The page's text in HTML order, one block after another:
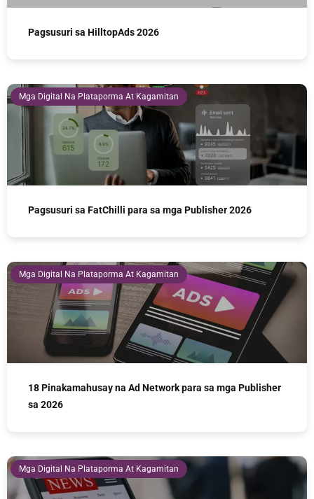
Pagsusuri sa HilltopAds 2026
Mga Digital Na Plataporma At Kagamitan
Pagsusuri sa FatChilli para sa mga Publisher 2026
Mga Digital Na Plataporma At Kagamitan
18 Pinakamahusay na Ad Network para sa mga Publisher
sa 2026
Mga Digital Na Plataporma At Kagamitan